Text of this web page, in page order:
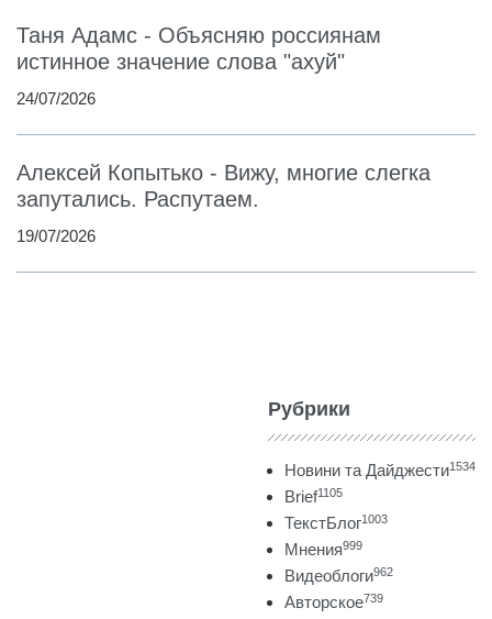
Таня Адамс - Объясняю россиянам
истинное значение слова "ахуй"
24/07/2026
Алексей Копытько - Вижу, многие слегка
запутались. Распутаем.
19/07/2026
Рубрики
Новини та Дайджести1534
Brief1105
ТекстБлог1003
Мнения999
Видеоблоги962
Авторское739